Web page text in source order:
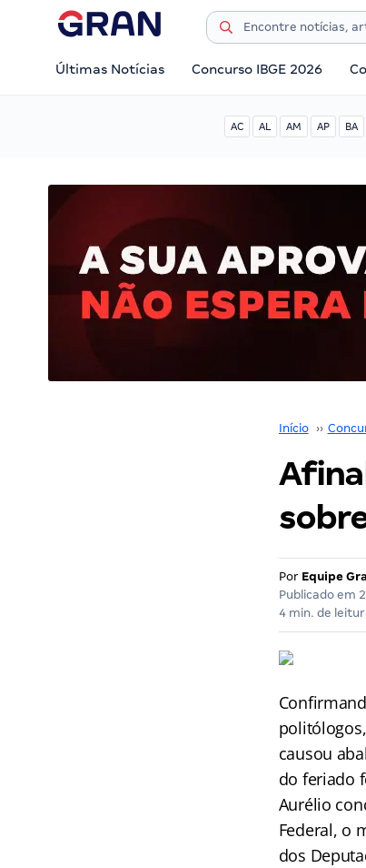
Últimas Notícias Concurso IBGE 2026
AC AL AM AP BA
Início ››
Por Equipe
Publicado em
4 min. de
causou
do feriado
Aurélio
Federal, o
dos